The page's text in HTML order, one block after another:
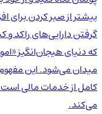
بیشتر از صبر کردن برای
گرفتن دارایی‌های راکد
میدان می‌شود. این
کامل از خدمات مالی است
می‌کند.